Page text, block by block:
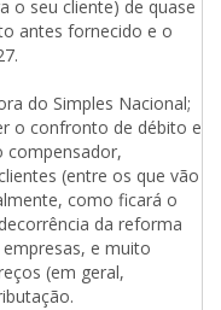
o seu cliente) de quase
antes fornecido e o
do Simples Nacional;
o confronto de débito e
compensador,
(entre os que vão
como ficará o
da reforma
e muito
(em geral,